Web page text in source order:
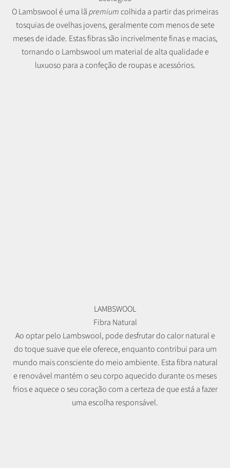
O Lambswool é uma lãpremiumcolhida a partir das primeiras
tosquias de ovelhas jovens, geralmente com menos de sete
meses de idade. Estas fibras são incrivelmente finas e macias,
tornando o Lambswool um material de alta qualidade e
luxuoso para a confeção de roupas e acessórios.
LAMBSWOOL
Fibra Natural
Ao optar pelo Lambswool, pode desfrutar do calor natural e
do toque suave que ele oferece, enquanto contribui para um
mundo mais consciente do meio ambiente. Esta fibra natural
e renovável mantém o seu corpo aquecido durante os meses
frios e aquece o seu coração com a certeza de que está a fazer
uma escolha responsável.